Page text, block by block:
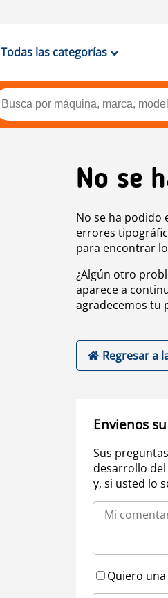
Todas las categorías
No se
No se ha podido
errores
para encontrar
¿Algún otro
aparece a
agradecemos tu
Regresar a
Envienos
Sus
desarrollo del
y, si usted lo
Quiero